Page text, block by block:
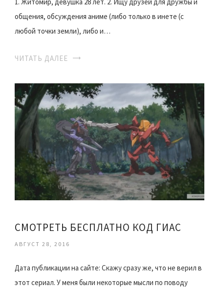
общения, обсуждения аниме (либо только в инете (с
любой точки земли), либо и…
ЧИТАТЬ ДАЛЕЕ
СМОТРЕТЬ БЕСПЛАТНО КОД ГИАС
АВГУСТ 28, 2016
Дата публикации на сайте: Скажу сразу же, что не верил в
этот сериал. У меня были некоторые мысли по поводу